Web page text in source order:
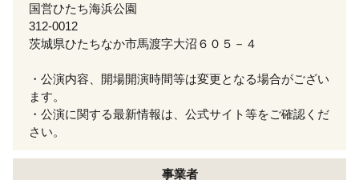
国営ひたち海浜公園
312-0012
茨城県ひたちなか市馬渡字大沼６０５－４
・公演内容、開場開演時間等は変更となる場合がござい
ます。
・公演に関する最新情報は、公式サイト等をご確認くだ
さい。
事業者